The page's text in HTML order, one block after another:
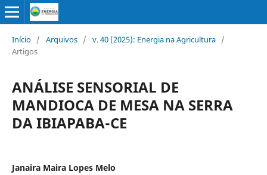
Início / Arquivos / v. 40 (2025): Energia na Agricultura /
Artigos
ANÁLISE SENSORIAL DE
MANDIOCA DE MESA NA SERRA
DA IBIAPABA-CE
Janaira Maira Lopes Melo